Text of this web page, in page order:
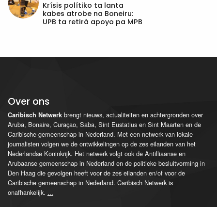
Krísis polítiko ta lanta
kabes atrobe na Boneiru:
UPB ta retirá apoyo pa MPB
Over ons
Caribisch Netwerk brengt nieuws, actualiteiten en achtergronden over
Aruba, Bonaire, Curaçao, Saba, Sint Eustatius en Sint Maarten en de
Caribische gemeenschap in Nederland. Met een netwerk van lokale
journalisten volgen we de ontwikkelingen op de zes eilanden van het
Nederlandse Koninkrijk. Het netwerk volgt ook de Antilliaanse en
Arubaanse gemeenschap in Nederland en de politieke besluitvorming in
Den Haag die gevolgen heeft voor de zes eilanden en/of voor de
Caribische gemeenschap in Nederland. Caribisch Netwerk is
onafhankelijk. ...